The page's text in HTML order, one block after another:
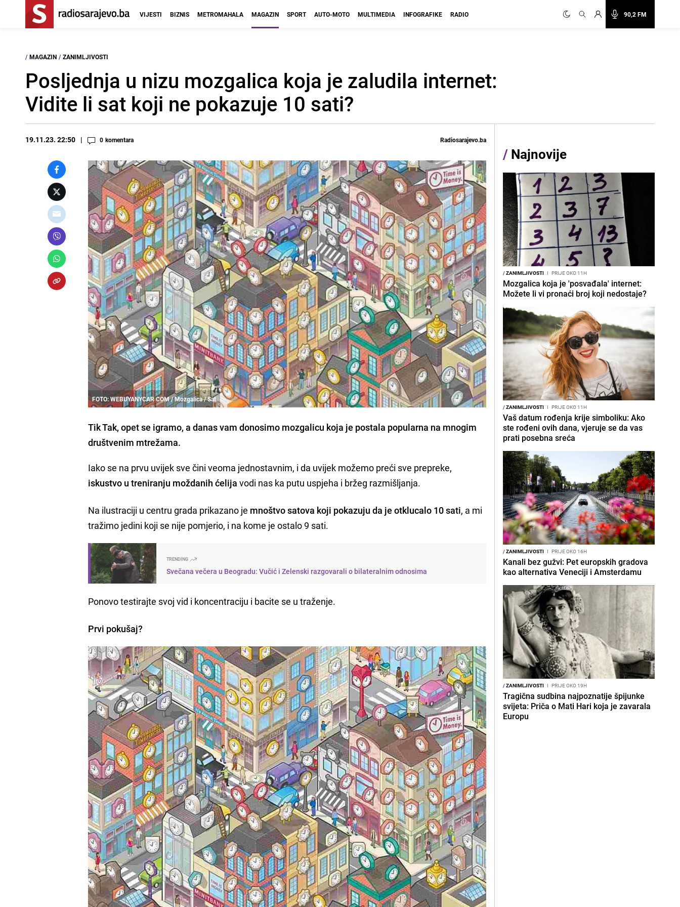
90,2 FM
VIJESTI BIZNIS METROMAHALA MAGAZIN SPORT AUTO-MOTO MULTIMEDIA INFOGRAFIKE RADIO
/ MAGAZIN / ZANIMLJIVOSTI
Posljednja u nizu mozgalica koja je zaludila internet:
Vidite li sat koji ne pokazuje 10 sati?
19.11.23. 22:50 0 komentara Radiosarajevo.ba
FOTO: WEBUYANYCAR COM / Mozgalica / Sat
Tik Tak, opet se igramo, a danas vam donosimo mozgalicu koja je postala popularna na mnogim
društvenim mtrežama.
Iako se na prvu uvijek sve čini veoma jednostavnim, i da uvijek možemo preći sve prepreke,
iskustvo u treniranju moždanih ćelija vodi nas ka putu uspjeha i bržeg razmišljanja.
Na ilustraciji u centru grada prikazano je mnoštvo satova koji pokazuju da je otklucalo 10 sati, a mi
tražimo jedini koji se nije pomjerio, i na kome je ostalo 9 sati.
TRENDING
Svečana večera u Beogradu: Vučić i Zelenski razgovarali o bilateralnim odnosima
Ponovo testirajte svoj vid i koncentraciju i bacite se u traženje.
Prvi pokušaj?
/ Najnovije
/ZANIMLJIVOSTI I PRIJE OKO 11H
Mozgalica koja je 'posvađala' internet:
Možete li vi pronaći broj koji nedostaje?
/ZANIMLJIVOSTI I PRIJE OKO 11H
Vaš datum rođenja krije simboliku: Ako
ste rođeni ovih dana, vjeruje se da vas
prati posebna sreća
/ZANIMLJIVOSTI I PRIJE OKO 16H
Kanali bez gužvi: Pet europskih gradova
kao alternativa Veneciji i Amsterdamu
/ZANIMLJIVOSTI I PRIJE OKO 19H
Tragična sudbina najpoznatije špijunke
svijeta: Priča o Mati Hari koja je zavarala
Europu